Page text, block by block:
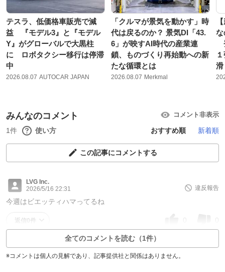
テスラ、低価格車販売で減
益 『モデル3』と『モデル
Y』がグローバルで大黒柱
に ロボタクシー移行は停滞
中
2026.08.07 AUTOCAR JAPAN
「クルマが景気を動かす」時
代は戻るのか？ 景気DI「43.
6」が映すAI時代の産業連
鎖、ものづくり再始動への新
たな循環とは
2026.08.07 Merkmal
滑
みんなのコメント コメント非表示
1件 使い方 おすすめ順 新着順
この記事にコメントする
LVG Inc.
2026/5/16 22:31
違反報告
今週はビエッティハマってるね
返信0件
全てのコメントを読む（1件）
※コメントは個人の見解であり、記事提供社と関係はありません。